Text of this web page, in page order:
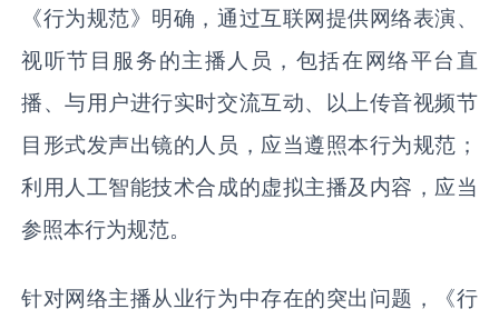
《行为规范》明确，通过互联网提供网络表演、
视听节目服务的主播人员，包括在网络平台直
播、与用户进行实时交流互动、以上传音视频节
目形式发声出镜的人员，应当遵照本行为规范；
利用人工智能技术合成的虚拟主播及内容，应当
参照本行为规范。
针对网络主播从业行为中存在的突出问题，《行